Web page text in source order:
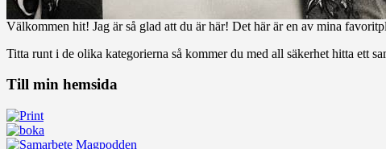
Välkommen hit! Jag är så glad att du är här! Det här är en av mina
Titta runt i de olika kategorierna så kommer du med all säkerhet hitta ett
Till min hemsida